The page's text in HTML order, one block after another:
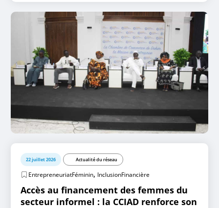
22 juillet 2026 Actualité du réseau
EntrepreneuriatFéminin, InclusionFinancière
Accès au financement des femmes du
secteur informel : la CCIAD renforce son